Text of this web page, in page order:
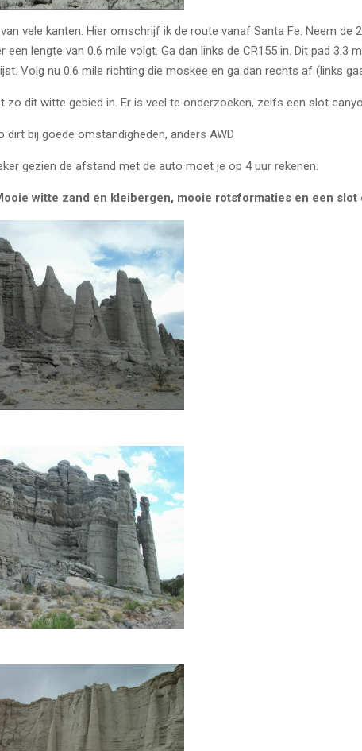
van vele kanten. Hier omschrijf ik de route vanaf Santa Fe. Neem
een lengte van 0.6 mile volgt. Ga dan links de CR155 in. Dit pad
Volg nu 0.6 mile richting die moskee en ga dan rechts af (links
zo dit witte gebied in. Er is veel te onderzoeken, zelfs een slot
dirt bij goede omstandigheden, anders AWD
gezien de afstand met de auto moet je op 4 uur rekenen.
witte zand en kleibergen, mooie rotsformaties en een slot